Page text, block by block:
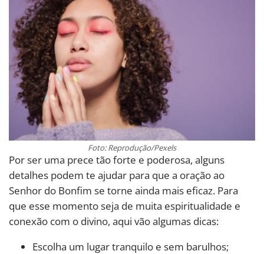
Foto: Reprodução/Pexels
Por ser uma prece tão forte e poderosa, alguns
detalhes podem te ajudar para que a oração ao
Senhor do Bonfim se torne ainda mais eficaz. Para
que esse momento seja de muita espiritualidade e
conexão com o divino, aqui vão algumas dicas:
Escolha um lugar tranquilo e sem barulhos;